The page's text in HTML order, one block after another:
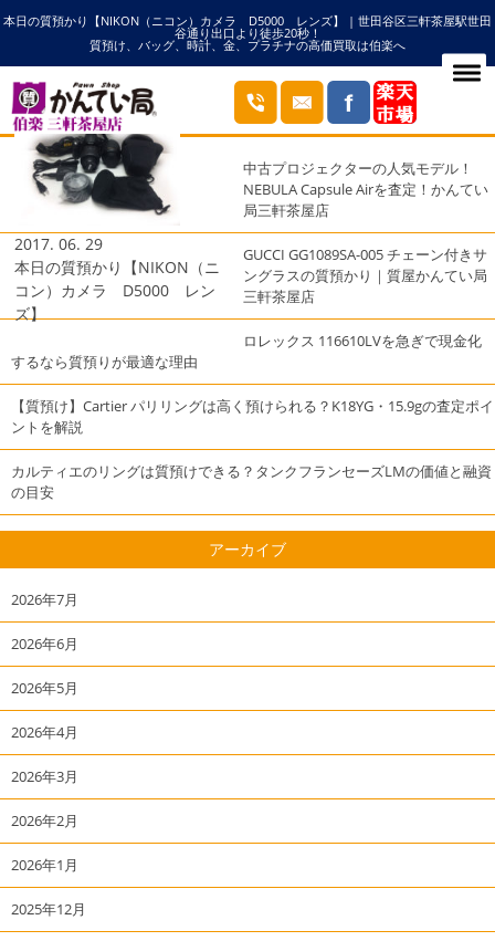
本日の質預かり【NIKON（ニコン）カメラ D5000 レンズ】 | 世田谷区三軒茶屋駅世田
谷通り出口より徒歩20秒！
質預け、バッグ、時計、金、プラチナの高価買取は伯楽へ
HOME D5000の記事一覧
ブログ
2017. 06. 29
本日の質預かり【NIKON（ニ
コン）カメラ D5000 レン
ズ】
最近の投稿
中古プロジェクターの人気モデル！
NEBULA Capsule Airを査定！かんてい
局三軒茶屋店
GUCCI GG1089SA-005 チェーン付きサ
ングラスの質預かり｜質屋かんてい局
三軒茶屋店
ロレックス 116610LVを急ぎで現金化
するなら質預りが最適な理由
【質預け】Cartier パリリングは高く預けられる？K18YG・15.9gの査定ポイ
ントを解説
カルティエのリングは質預けできる？タンクフランセーズLMの価値と融資
の目安
アーカイブ
2026年7月
2026年6月
2026年5月
2026年4月
2026年3月
2026年2月
2026年1月
2025年12月